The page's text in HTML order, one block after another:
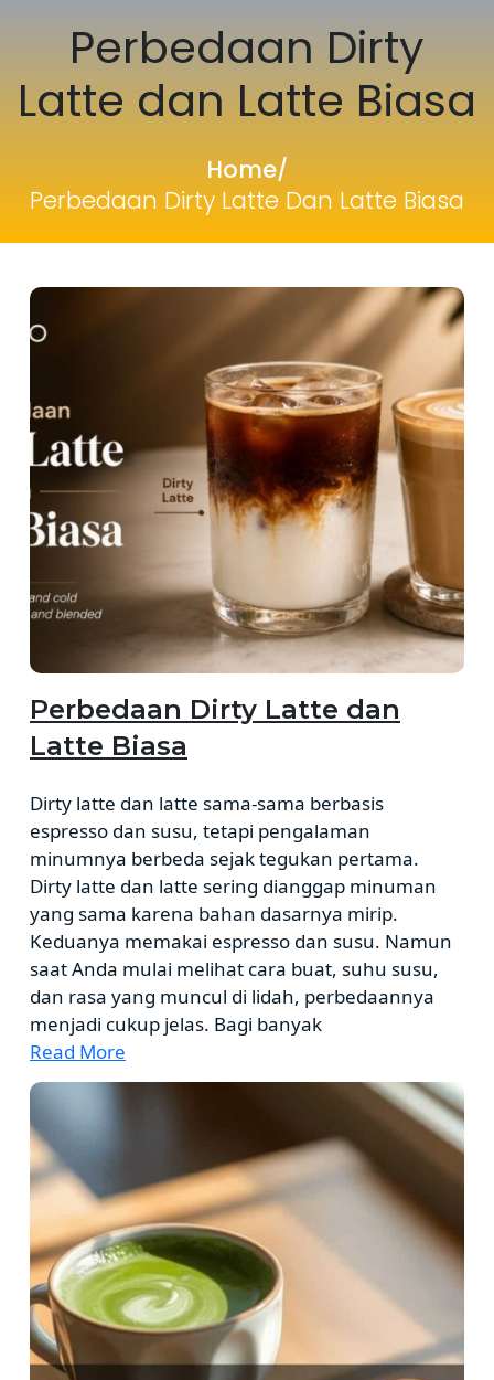
Perbedaan Dirty
Latte dan Latte Biasa
Home/
Perbedaan Dirty Latte Dan Latte Biasa
Perbedaan Dirty Latte dan
Latte Biasa
Dirty latte dan latte sama-sama berbasis
espresso dan susu, tetapi pengalaman
minumnya berbeda sejak tegukan pertama.
Dirty latte dan latte sering dianggap minuman
yang sama karena bahan dasarnya mirip.
Keduanya memakai espresso dan susu. Namun
saat Anda mulai melihat cara buat, suhu susu,
dan rasa yang muncul di lidah, perbedaannya
menjadi cukup jelas. Bagi banyak
Read More